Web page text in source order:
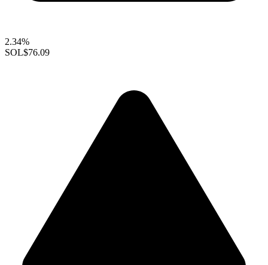
2.34%
SOL$76.09